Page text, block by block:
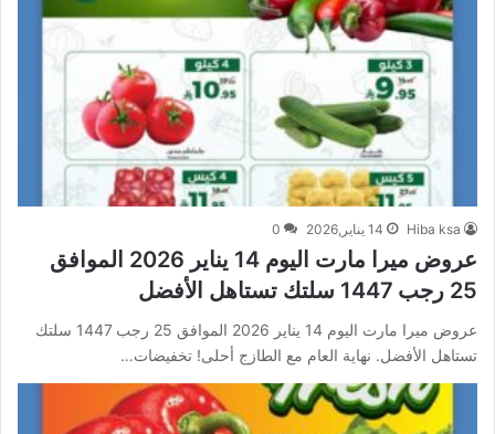
Hiba ksa 14 يناير,2026 0
عروض ميرا مارت اليوم 14 يناير 2026 الموافق
25 رجب 1447 سلتك تستاهل الأفضل
عروض ميرا مارت اليوم 14 يناير 2026 الموافق 25 رجب 1447 سلتك
تستاهل الأفضل. نهاية العام مع الطازج أحلى! تخفيضات…